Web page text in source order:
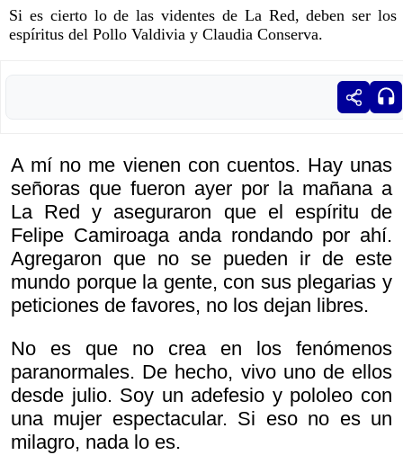
Si es cierto lo de las videntes de La Red, deben ser los
espíritus del Pollo Valdivia y Claudia Conserva.
A mí no me vienen con cuentos. Hay unas
señoras que fueron ayer por la mañana a
La Red y aseguraron que el espíritu de
Felipe Camiroaga anda rondando por ahí.
Agregaron que no se pueden ir de este
mundo porque la gente, con sus plegarias y
peticiones de favores, no los dejan libres.
No es que no crea en los fenómenos
paranormales. De hecho, vivo uno de ellos
desde julio. Soy un adefesio y pololeo con
una mujer espectacular. Si eso no es un
milagro, nada lo es.